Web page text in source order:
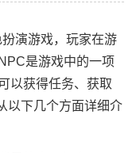
演游戏，玩家在游
是游戏中的一项
以获得任务、获取
以下几个方面详细介